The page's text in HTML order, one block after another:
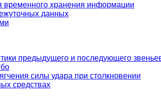
временного хранения информации
данных
предыдущего и последующего
силы удара при столкновении
средствах